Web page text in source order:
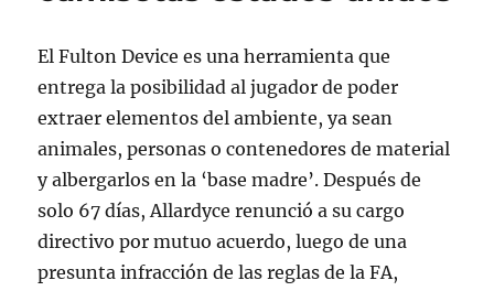
El Fulton Device es una herramienta que
entrega la posibilidad al jugador de poder
extraer elementos del ambiente, ya sean
animales, personas o contenedores de material
y albergarlos en la ‘base madre’. Después de
solo 67 días, Allardyce renunció a su cargo
directivo por mutuo acuerdo, luego de una
presunta infracción de las reglas de la FA,